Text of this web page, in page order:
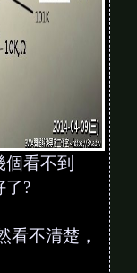
看不到
了?
看不清楚，